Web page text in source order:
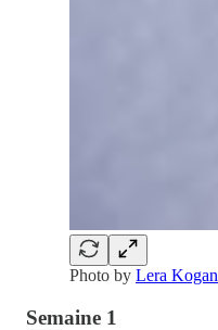
Photo by Lera Kogan
Semaine 1